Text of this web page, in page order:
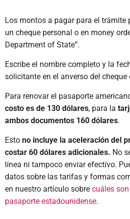
Los montos a pagar para el trámite
un cheque personal o en money
Department of State”.
Escribe el nombre completo y la
solicitante en el anverso del cheque
Para renovar el pasaporte
costo es de 130 dólares, para la
ambos documentos 160 dólares.
Esto no incluye la aceleración del
costar 60 dólares adicionales. No
línea ni tampoco enviar efectivo.
datos sobre las tarifas y formas
en nuestro artículo sobre cuáles
pasaporte estadounidense.